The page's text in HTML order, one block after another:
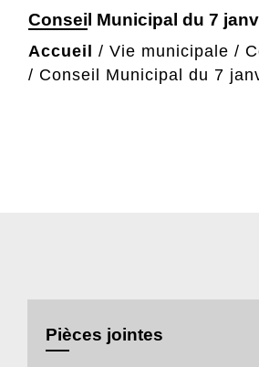
Conseil Municipal du 7
Accueil / Vie municipale /
/ Conseil Municipal du 7
Pièces jointes